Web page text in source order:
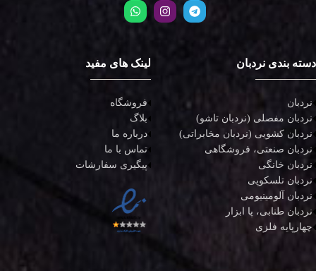
دسته بندی نردبان
نردبان
نردبان مفصلی (نردبان تاشو)
نردبان کشویی (نردبان مخابراتی)
نردبان صنعتی، فروشگاهی
نردبان خانگی
نردبان تلسکوپی
نردبان آلومینیومی
نردبان طنابی، پا ابزار
چهارپایه فلزی
لینک های مفید
فروشگاه
بلاگ
درباره ما
تماس با ما
پیگیری سفارشات